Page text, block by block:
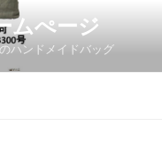
ムぺージ
ハンドメイドバッグ